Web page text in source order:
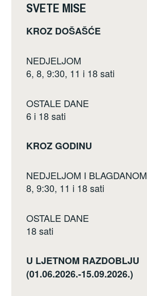
k
SVETE MISE
KROZ DOŠAŠĆE
NEDJELJOM
6, 8, 9:30, 11 i 18 sati
OSTALE DANE
6 i 18 sati
KROZ GODINU
NEDJELJOM I BLAGDANOM
8, 9:30, 11 i 18 sati
OSTALE DANE
18 sati
U LJETNOM RAZDOBLJU
(01.06.2026.-15.09.2026.)